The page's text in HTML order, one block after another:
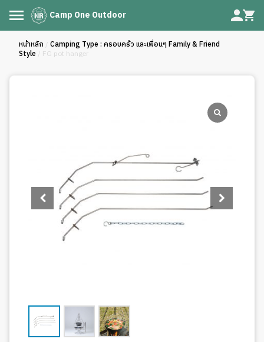
Camp One Outdoor
หน้าหลัก / Camping Type : ครอบคร้ว และเพื่อนๆ Family & Friend
Style / FG pot hanger